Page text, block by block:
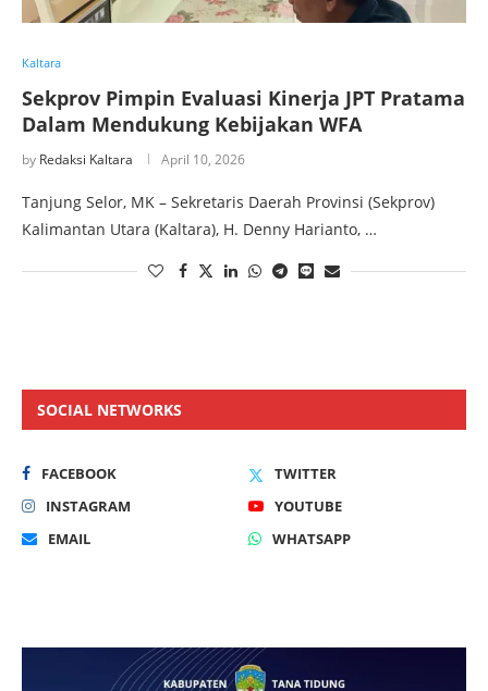
Kaltara
Sekprov Pimpin Evaluasi Kinerja JPT Pratama
Dalam Mendukung Kebijakan WFA
by Redaksi Kaltara April 10, 2026
Tanjung Selor, MK – Sekretaris Daerah Provinsi (Sekprov)
Kalimantan Utara (Kaltara), H. Denny Harianto, …
SOCIAL NETWORKS
FACEBOOK
TWITTER
INSTAGRAM
YOUTUBE
EMAIL
WHATSAPP